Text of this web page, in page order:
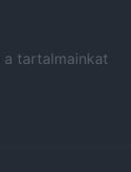
a tartalmainkat